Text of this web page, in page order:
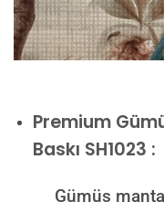
Premium
Baskı SH1023 :
Gümüş mantar